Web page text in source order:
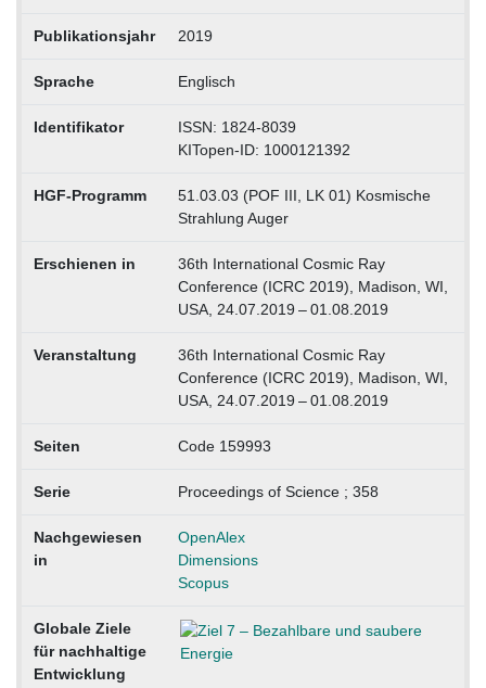
Publikationsjahr 2019
Sprache Englisch
Identifikator
ISSN: 1824-8039
KITopen-ID: 1000121392
HGF-Programm
51.03.03 (POF III, LK 01) Kosmische
Strahlung Auger
Erschienen in
36th International Cosmic Ray
Conference (ICRC 2019), Madison, WI,
USA, 24.07.2019 – 01.08.2019
Veranstaltung
36th International Cosmic Ray
Conference (ICRC 2019), Madison, WI,
USA, 24.07.2019 – 01.08.2019
Seiten Code 159993
Serie Proceedings of Science ; 358
Nachgewiesen
in
OpenAlex
Dimensions
Scopus
Globale Ziele
für nachhaltige
Entwicklung